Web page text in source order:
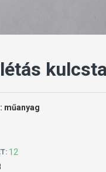
műanyag
12